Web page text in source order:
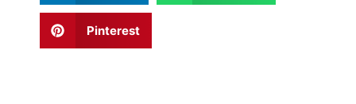
Pinterest